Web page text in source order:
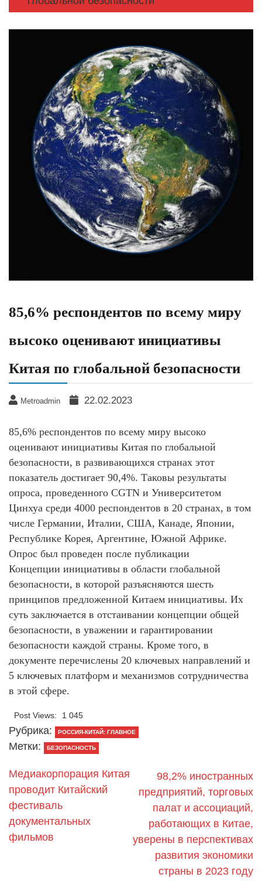
85,6% респондентов по всему миру
высоко оценивают инициативы
Китая по глобальной безопасности
Metroadmin 22.02.2023
85,6% респондентов по всему миру высоко
оценивают инициативы Китая по глобальной
безопасности, в развивающихся странах этот
показатель достигает 90,4%. Таковы результаты
опроса, проведенного CGTN и Университетом
Цинхуа среди 4000 респондентов в 20 странах, в том
числе Германии, Италии, США, Канаде, Японии,
Республике Корея, Аргентине, Южной Африке.
Опрос был проведен после публикации
Концепции инициативы в области глобальной
безопасности, в которой разъясняются шесть
принципов предложенной Китаем инициативы. Их
суть заключается в отстаивании концепции общей
безопасности, в уважении и гарантировании
безопасности каждой страны. Кроме того, в
документе перечислены 20 ключевых направлений и
5 ключевых платформ и механизмов сотрудничества
в этой сфере.
Post Views: 1 045
Рубрика: РОССИЯ-КИТАЙ: ГЛАВНОЕ
Метки: БЕЗОПАСНОСТЬ
Медиакорпорация Китая
проводит Китайский
фестиваль
документальных
фильмов
98,2% иностранных
предприятий, торговых
палат и ассоциаций,
работающих в Китае,
уверены в перспективах
развития экономики
страны в 2023 году